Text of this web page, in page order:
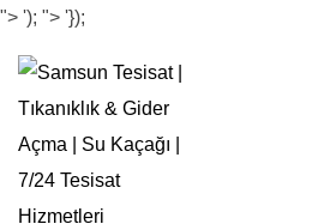
"> '); "> '});